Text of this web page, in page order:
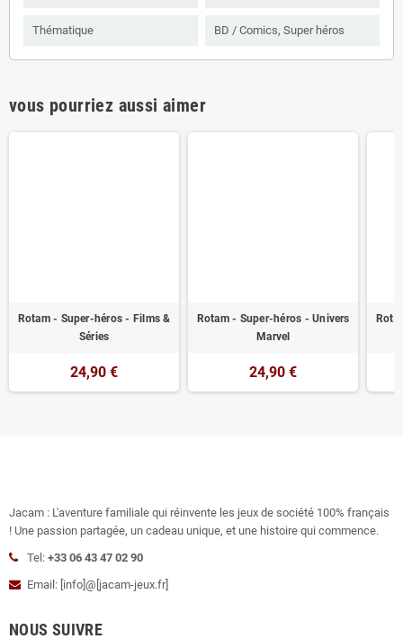
Thématique BD / Comics, Super héros
vous pourriez aussi aimer
Rotam - Super-héros - Films &
Séries
24,90 €
Rotam - Super-héros - Univers
Marvel
24,90 €
Jacam : L'aventure familiale qui réinvente les jeux de société 100% français
! Une passion partagée, un cadeau unique, et une histoire qui commence.
Tel: +33 06 43 47 02 90
Email: [info]@[jacam-jeux.fr]
NOUS SUIVRE